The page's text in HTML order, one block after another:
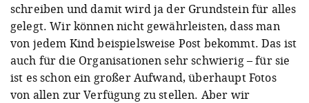
schreiben und damit wird ja der Grundstein für alles
gelegt. Wir können nicht gewährleisten, dass man
von jedem Kind beispielsweise Post bekommt. Das ist
auch für die Organisationen sehr schwierig – für sie
ist es schon ein großer Aufwand, überhaupt Fotos
von allen zur Verfügung zu stellen. Aber wir